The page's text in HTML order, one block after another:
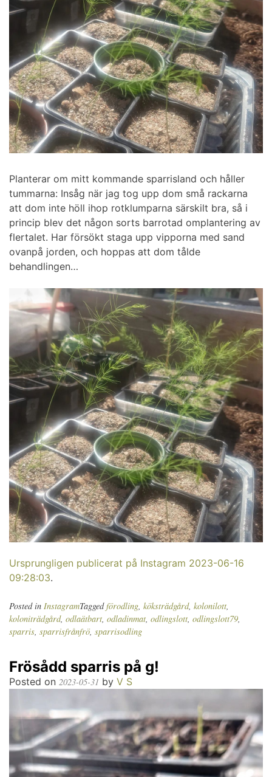
Planterar om mitt kommande sparrisland och håller
tummarna: Insåg när jag tog upp dom små rackarna
att dom inte höll ihop rotklumparna särskilt bra, så i
princip blev det någon sorts barrotad omplantering av
flertalet. Har försökt staga upp vipporna med sand
ovanpå jorden, och hoppas att dom tålde
behandlingen…
Ursprungligen publicerat på Instagram 2023-06-16
09:28:03.
Posted in InstagramTaggedförodling, köksträdgård, kolonilott,
koloniträdgård, odlaätbart, odladinmat, odlingslott, odlingslott79,
sparris, sparrisfrånfrö, sparrisodling
Frösådd sparris på g!
Posted on 2023-05-31 by V S